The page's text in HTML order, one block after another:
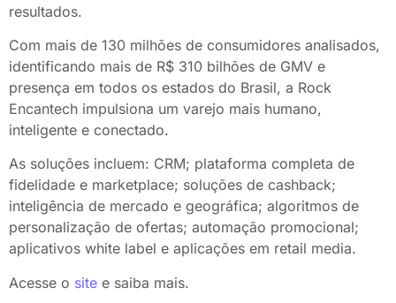
resultados.
Com mais de 130 milhões de consumidores analisados,
identificando mais de R$ 310 bilhões de GMV e
presença em todos os estados do Brasil, a Rock
Encantech impulsiona um varejo mais humano,
inteligente e conectado.
As soluções incluem: CRM; plataforma completa de
fidelidade e marketplace; soluções de cashback;
inteligência de mercado e geográfica; algoritmos de
personalização de ofertas; automação promocional;
aplicativos white label e aplicações em retail media.
Acesse o site e saiba mais.